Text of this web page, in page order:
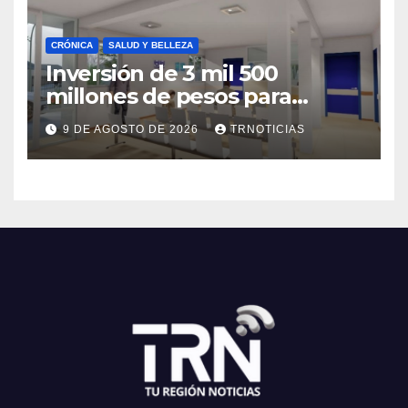
CRÓNICA SALUD Y BELLEZA
Inversión de 3 mil 500
millones de pesos para
mejorar el Cesfam
Astaburuaga
9 DE AGOSTO DE 2026 TRNOTICIAS